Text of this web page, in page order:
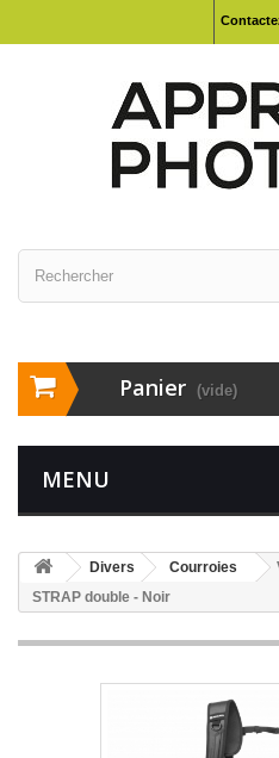
Panier (vide)
MENU
Divers Courroies
STRAP double - Noir